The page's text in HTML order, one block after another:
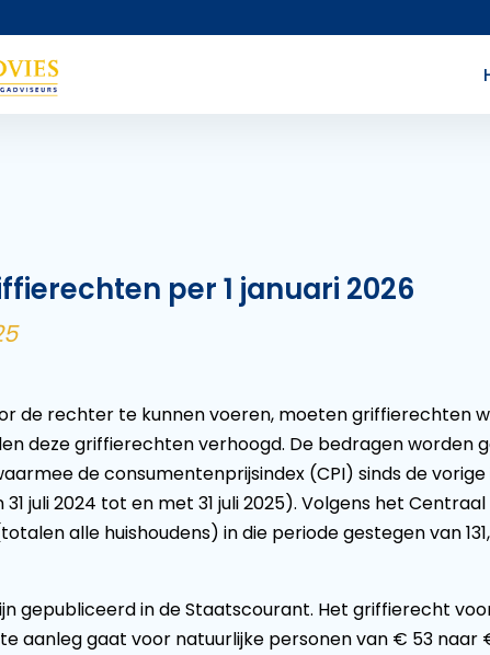
per 1 januari 2026
de rechter te kunnen voeren, moeten griffierechten
deze griffierechten verhoogd. De bedragen worden
de consumentenprijsindex (CPI) sinds de vorige
juli 2024 tot en met 31 juli 2025). Volgens het
alle huishoudens) in die periode gestegen van
gepubliceerd in de Staatscourant. Het griffierecht
aanleg gaat voor natuurlijke personen van € 53 naar